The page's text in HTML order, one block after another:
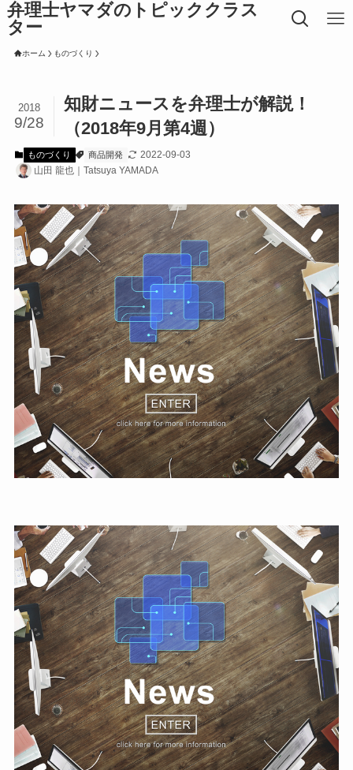
弁理士ヤマダのトピッククラス
ター
ホーム ものづくり
知財ニュースを弁理士が解説！
（2018年9月第4週）
2018
9/28
ものづくり 商品開発
2022-09-03
山田 龍也｜Tatsuya YAMADA